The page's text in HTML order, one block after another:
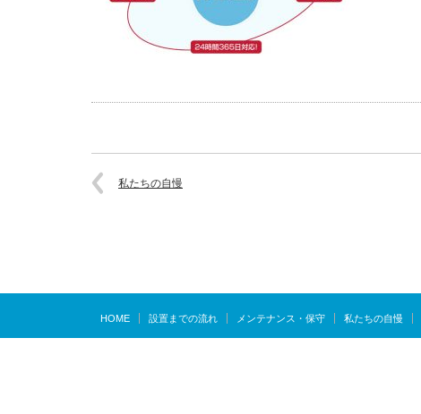
私たちの自慢
HOME 設置までの流れ メンテナンス・保守 私たちの自慢